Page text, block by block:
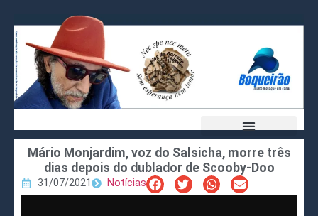
Mário Monjardim, voz do Salsicha, morre três
dias depois do dublador de Scooby-Doo
31/07/2021 Notícias